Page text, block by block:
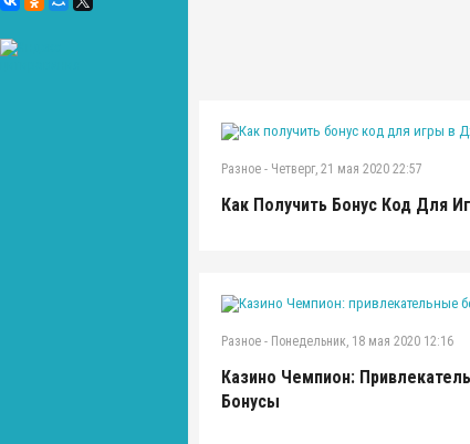
Разное - Четверг, 21 мая 2020 22:57
Как Получить Бонус Код Для
Разное - Понедельник, 18 мая 2020 12:16
Казино Чемпион:
Бонусы